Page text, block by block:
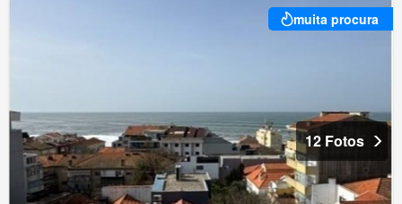
muita procura
12 Fotos